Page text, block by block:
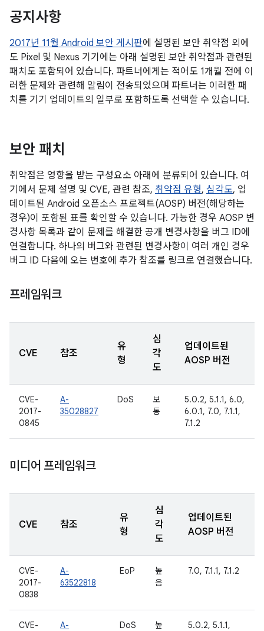
공지사항
2017년 11월 Android 보안 게시판에 설명된 보안 취약점 외에
도 Pixel 및 Nexus 기기에는 아래 설명된 보안 취약점과 관련된
패치도 포함되어 있습니다. 파트너에게는 적어도 1개월 전에 이
러한 문제와 관련해 알림이 전송되었으며 파트너는 이러한 패
치를 기기 업데이트의 일부로 포함하도록 선택할 수 있습니다.
보안 패치
취약점은 영향을 받는 구성요소 아래에 분류되어 있습니다. 여
기에서 문제 설명 및 CVE, 관련 참조, 취약점 유형, 심각도, 업
데이트된 Android 오픈소스 프로젝트(AOSP) 버전(해당하는
경우)이 포함된 표를 확인할 수 있습니다. 가능한 경우 AOSP 변
경사항 목록과 같이 문제를 해결한 공개 변경사항을 버그 ID에
연결합니다. 하나의 버그와 관련된 변경사항이 여러 개인 경우
버그 ID 다음에 오는 번호에 추가 참조를 링크로 연결했습니다.
프레임워크
CVE 참조
유
형
심
각
도
업데이트된
AOSP 버전
CVE-
2017-
0845
A-
35028827
DoS
보
통
5.0.2, 5.1.1, 6.0,
6.0.1, 7.0, 7.1.1,
7.1.2
미디어 프레임워크
CVE 참조
유
형
심
각
도
업데이트된
AOSP 버전
CVE-
2017-
0838
A-
63522818
EoP
높
음
7.0, 7.1.1, 7.1.2
CVE-
A-
DoS
높
5.0.2, 5.1.1,